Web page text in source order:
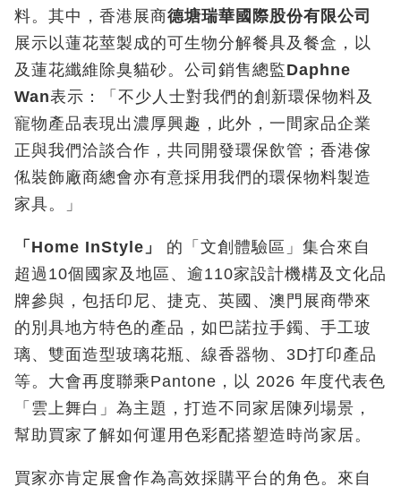
料。其中，香港展商德塘瑞華國際股份有限公司
展示以蓮花莖製成的可生物分解餐具及餐盒，以
及蓮花纖維除臭貓砂。公司銷售總監Daphne
Wan表示：「不少人士對我們的創新環保物料及
寵物產品表現出濃厚興趣，此外，一間家品企業
正與我們洽談合作，共同開發環保飲管；香港傢
俬裝飾廠商總會亦有意採用我們的環保物料製造
家具。」
「 Home InStyle 」
的「文創體驗區」集合來自
超過10個國家及地區、逾110家設計機構及文化品
牌參與，包括印尼、捷克、英國、澳門展商帶來
的別具地方特色的產品，如巴諾拉手鐲、手工玻
璃、雙面造型玻璃花瓶、線香器物、3D打印產品
等。大會再度聯乘Pantone，以 2026 年度代表色
「雲上舞白」為主題，打造不同家居陳列場景，
幫助買家了解如何運用色彩配搭塑造時尚家居。
買家亦肯定展會作為高效採購平台的角色。來自